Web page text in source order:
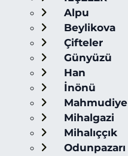
Alpu
Beylikova
Çifteler
Günyüzü
Han
İnönü
Mahmudiye
Mihalgazi
Mihalıççık
Odunpazarı